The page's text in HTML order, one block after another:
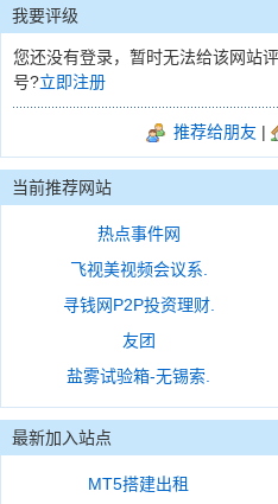
我要评级
您还没有登录，暂时无法给该网站
号?立即注册
推荐给朋友 |
当前推荐网站
热点事件网
飞视美视频会议系.
寻钱网P2P投资理财.
友团
盐雾试验箱-无锡索.
最新加入站点
MT5搭建出租